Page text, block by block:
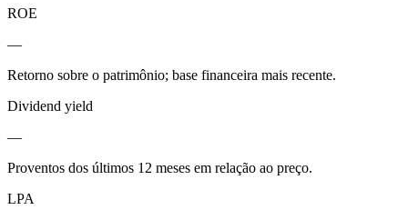
ROE
—
Retorno sobre o patrimônio; base financeira mais recente.
Dividend yield
—
Proventos dos últimos 12 meses em relação ao preço.
LPA